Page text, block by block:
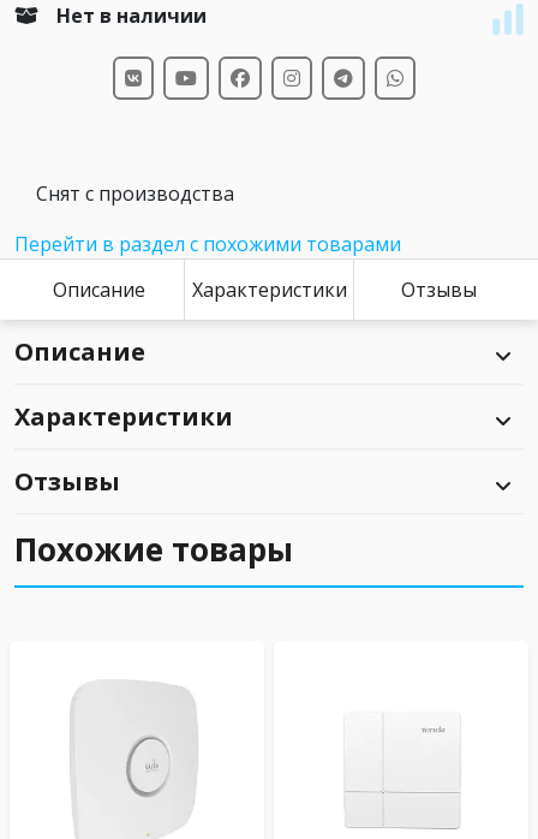
Нет в наличии
Снят с производства
Перейти в раздел с похожими товарами
Описание
Характеристики Отзывы
Описание
Характеристики
Отзывы
Похожие товары